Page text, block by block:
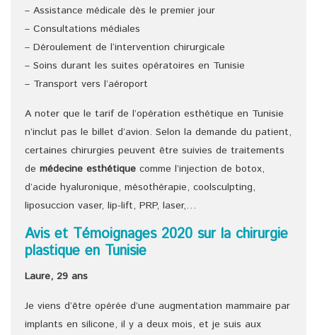
– Assistance médicale dès le premier jour
– Consultations médiales
– Déroulement de l‘intervention chirurgicale
– Soins durant les suites opératoires en Tunisie
– Transport vers l’aéroport
A noter que le tarif de l’opération esthétique en Tunisie
n’inclut pas le billet d’avion. Selon la demande du patient,
certaines chirurgies peuvent être suivies de traitements
de médecine esthétique comme l’injection de botox,
d’acide hyaluronique, mésothérapie, coolsculpting,
liposuccion vaser, lip-lift, PRP, laser,…
Avis et Témoignages 2020 sur la chirurgie
plastique en Tunisie
Laure, 29 ans
Je viens d’être opérée d’une augmentation mammaire par
implants en silicone, il y a deux mois, et je suis aux